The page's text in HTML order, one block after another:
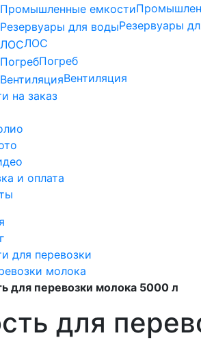
Резервуары
ЛОС
Погреб
Вентиляция
на заказ
и оплата
для перевозки
молока
для перевозки молока 5000 л
для